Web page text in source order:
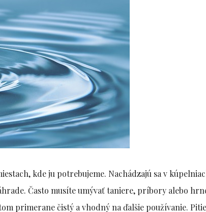
kde ju potrebujeme. Nachádzajú sa v
Často musíte umývať taniere, príbory alebo
primerane čistý a vhodný na ďalšie používanie.